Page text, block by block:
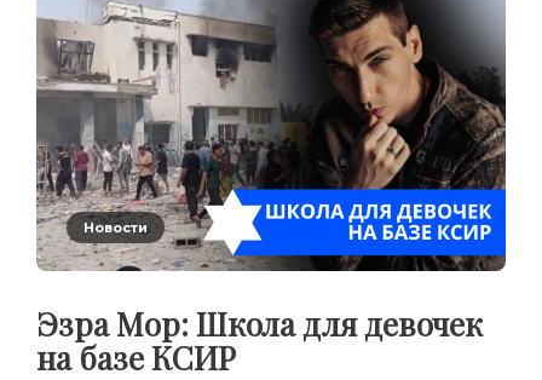
Новости
Эзра Мор: Школа для девочек
на базе КСИР